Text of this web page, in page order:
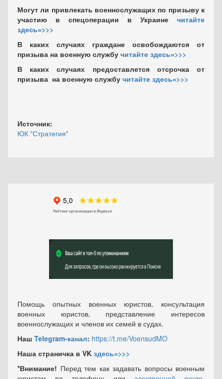
Могут ли привлекать военнослужащих по призыву к
участию в спецоперации в Украине читайте
здесь=>>>
В каких случаях граждане освобождаются от
призыва на военную службу читайте здесь=>>>
В каких случаях предоставлется отсрочка от
призыва на военную службу читайте здесь=>>>
Источник:
ЮК "Стратегия"
Помощь опытных военных юристов, консультация
военных юристов, представление интересов
военнослужащих и членов их семей в судах.
Наш Telegram-канал: https://t.me/VoensudMO
Наша страничка в VK здесь=>>>
*Внимание! Перед тем как задавать вопросы военным